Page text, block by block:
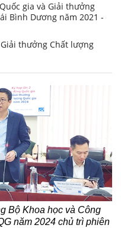
gia và Giải thưởng
Bình Dương năm 2021 -
thưởng Chất lượng
Bộ Khoa học và Công
năm 2024 chủ trì phiên